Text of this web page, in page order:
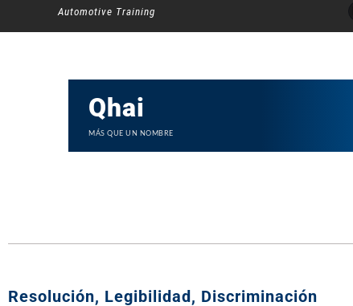
al
Automotive Training
Qhai
MÁS QUE UN NOMBRE
Resolución, Legibilidad, Discriminación